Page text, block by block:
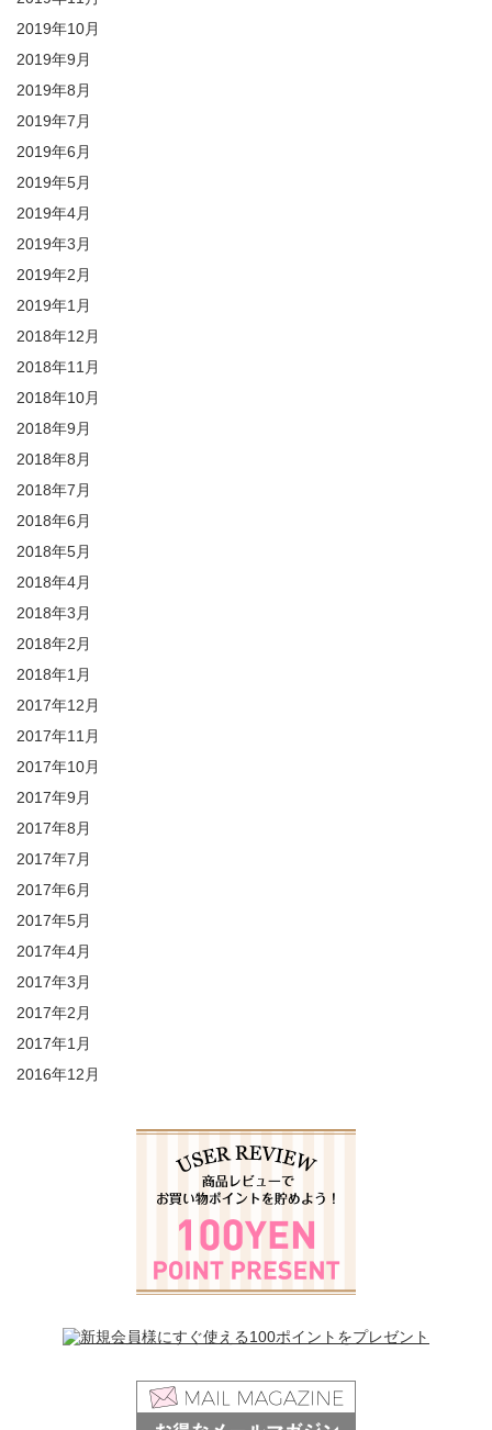
2019年10月
2019年9月
2019年8月
2019年7月
2019年6月
2019年5月
2019年4月
2019年3月
2019年2月
2019年1月
2018年12月
2018年11月
2018年10月
2018年9月
2018年8月
2018年7月
2018年6月
2018年5月
2018年4月
2018年3月
2018年2月
2018年1月
2017年12月
2017年11月
2017年10月
2017年9月
2017年8月
2017年7月
2017年6月
2017年5月
2017年4月
2017年3月
2017年2月
2017年1月
2016年12月